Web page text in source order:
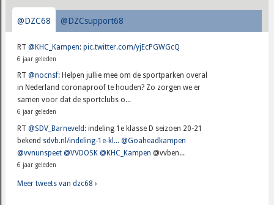
@DZC68 @DZCsupport68
RT@KHC_Kampen:pic.twitter.com/yjEcPGWGcQ
6 jaar geleden
RT@nocnsf: Helpen jullie mee om de sportparken overal
in Nederland coronaproof te houden? Zo zorgen we er
samen voor dat de sportclubs o...
6 jaar geleden
RT@SDV_Barneveld : indeling 1e klasse D seizoen 20-21
bekend sdvb.nl/indeling-1e-kl... @Goaheadkampen
@vvnunspeet @VVDOSK @KHC_Kampen @vvben...
6 jaar geleden
Meer tweets van dzc68 ›